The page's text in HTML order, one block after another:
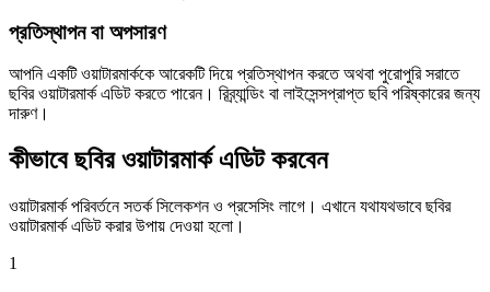
প্রতিস্থাপন বা অপসারণ
আপনি একটি ওয়াটারমার্ককে আরেকটি দিয়ে প্রতিস্থাপন করতে অথবা পুরোপুরি সরাতে
ছবির ওয়াটারমার্ক এডিট করতে পারেন। রিব্র্যান্ডিং বা লাইসেন্সপ্রাপ্ত ছবি পরিষ্কারের জন্য
দারুণ।
কীভাবে ছবির ওয়াটারমার্ক এডিট করবেন
ওয়াটারমার্ক পরিবর্তনে সতর্ক সিলেকশন ও প্রসেসিং লাগে। এখানে যথাযথভাবে ছবির
ওয়াটারমার্ক এডিট করার উপায় দেওয়া হলো।
1